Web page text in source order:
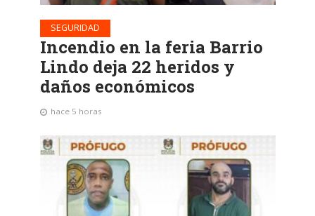
SEGURIDAD
Incendio en la feria Barrio
Lindo deja 22 heridos y
daños económicos
hace 5 horas